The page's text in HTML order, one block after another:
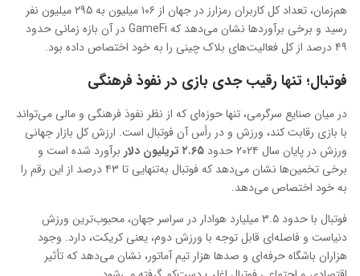
هم‌زمان، تعداد کل کاربران رمزارز در جهان از ۱۰۶ میلیون به ۲۹۵ میلیون نفر
رسید و برخی برآوردها نشان می‌دهد که GameFi در آن بازه زمانی حدود
۴۹ درصد از کل فعالیت‌های بلاک چینی را به خود اختصاص داده بود.
فوتبال؛ تنها رقیب جدی بازی در نفوذ فرهنگی
در میان صنایع سرگرمی، تنها حوزه‌ای که از نظر نفوذ فرهنگی و مالی می‌تواند
با بازی رقابت کند، ورزش و در رأس آن فوتبال است. ارزش کل بازار جهانی
ورزش در پایان سال ۲۰۲۴ حدود
۲.۶۵ تریلیون دلار
برآورد شده است و
برخی تخمین‌ها نشان می‌دهد که فوتبال به‌تنهایی تا ۴۳ درصد از این رقم را
به خود اختصاص می‌دهد.
فوتبال با حدود ۳.۵ میلیارد هوادار در سراسر جهان، محبوب‌ترین ورزش
دنیاست و فاصله‌ای قابل توجه با ورزش دوم، یعنی کریکت، دارد. وجود
هزاران باشگاه حرفه‌ای و صدها هزار تیم آماتور، نشان می‌دهد که تأثیر